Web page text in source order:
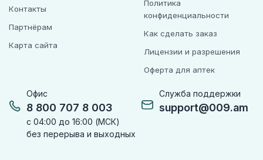
Офис
8 800 707 8 003
с 04:00 до 16:00 (МСК)
без перерыва и выходных
Служба поддержки
support@009.am
Контакты
Партнёрам
Карта сайта
Политика
конфиденциальности
Как сделать заказ
Лицензии и разрешения
Оферта для аптек